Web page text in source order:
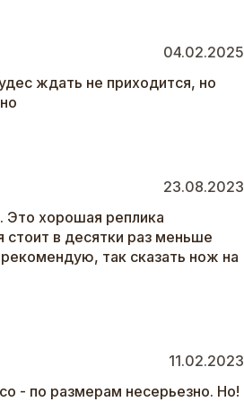
04.02.2025
ждать не приходится, но
23.08.2023
Это хорошая реплика
в десятки раз меньше
так сказать нож на
11.02.2023
- по размерам несерьезно. Но!